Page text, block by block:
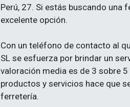
Perú, 27. Si estás buscando una
excelente opción.
Con un teléfono de contacto al
SL se esfuerza por brindar un
valoración media es de 3 sobre
productos y servicios hace que
ferretería.